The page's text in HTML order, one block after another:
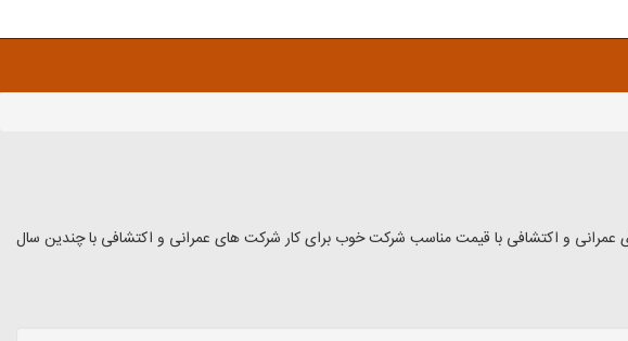
و اکتشافی با قیمت مناسب شرکت خوب برای کار شرکت های عمرانی و اکتشافی با چندین سال